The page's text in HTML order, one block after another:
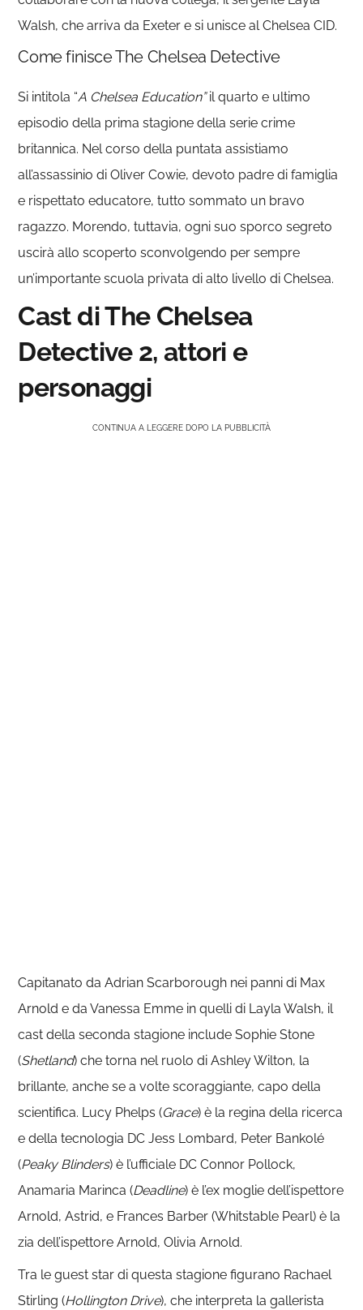
Walsh, che arriva da Exeter e si unisce al Chelsea CID.
Come finisce The Chelsea Detective
Si intitola “A Chelsea Education”il quarto e ultimo
episodio della prima stagione della serie crime
britannica. Nel corso della puntata assistiamo
all’assassinio di Oliver Cowie, devoto padre di famiglia
e rispettato educatore, tutto sommato un bravo
ragazzo. Morendo, tuttavia, ogni suo sporco segreto
uscirà allo scoperto sconvolgendo per sempre
un’importante scuola privata di alto livello di Chelsea.
Cast di The Chelsea
Detective 2, attori e
personaggi
CONTINUA A LEGGERE DOPO LA PUBBLICITÀ
Capitanato da Adrian Scarborough nei panni di Max
Arnold e da Vanessa Emme in quelli di Layla Walsh, il
cast della seconda stagione include Sophie Stone
(Shetland) che torna nel ruolo di Ashley Wilton, la
brillante, anche se a volte scoraggiante, capo della
scientifica. Lucy Phelps (Grace) è la regina della ricerca
e della tecnologia DC Jess Lombard, Peter Bankolé
(Peaky Blinders) è l’ufficiale DC Connor Pollock,
Anamaria Marinca (Deadline) è l’ex moglie dell’ispettore
Arnold, Astrid, e Frances Barber (Whitstable Pearl) è la
zia dell’ispettore Arnold, Olivia Arnold.
Tra le guest star di questa stagione figurano Rachael
Stirling (Hollington Drive), che interpreta la gallerista